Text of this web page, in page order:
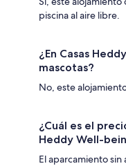
piscina al aire libre.
¿En Casas
mascotas?
No, este
¿Cuál es el
Heddy Well-
El aparcamiento